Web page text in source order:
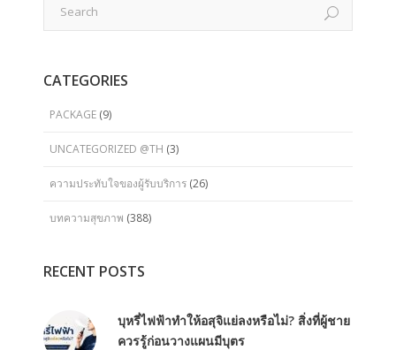
CATEGORIES
PACKAGE (9)
UNCATEGORIZED @TH (3)
ความประทับใจของผู้รับบริการ (26)
บทความสุขภาพ (388)
RECENT POSTS
บุหรี่ไฟฟ้าทำให้อสุจิแย่ลงหรือไม่? สิ่งที่ผู้ชาย
ควรรู้ก่อนวางแผนมีบุตร